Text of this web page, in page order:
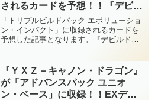
されるカードを予想！！『デビル
ドーザー』など！！「夢中」など
3テーマが収録されるパック。昆
虫族の強化、余りにも待ちわびま
ュデュエル】
「トリプルビルドパック エボリューショ
ン・インパクト」に収録されるカードを
予想した記事となります。『デビルドー
も待ちわびました……。(感涙)【遊戯王ラ
ッシュデュエル】
『ＹＸＺ－キャノン・ドラゴン』
が「アドバンスパック ユニオ
ン・ベース」に収録！！EXデッ